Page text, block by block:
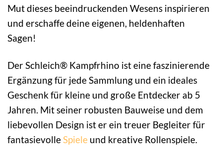
Mut dieses beeindruckenden Wesens inspirieren
und erschaffe deine eigenen, heldenhaften
Sagen!
Der Schleich® Kampfrhino ist eine faszinierende
Ergänzung für jede Sammlung und ein ideales
Geschenk für kleine und große Entdecker ab 5
Jahren. Mit seiner robusten Bauweise und dem
liebevollen Design ist er ein treuer Begleiter für
fantasievolleSpiele und kreative Rollenspiele.